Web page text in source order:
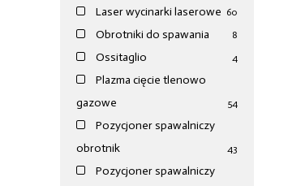
Laser wycinarki laserowe 60
Obrotniki do spawania 8
Ossitaglio 4
Plazma cięcie tlenowo
gazowe
54
Pozycjoner spawalniczy
obrotnik
43
Pozycjoner spawalniczy